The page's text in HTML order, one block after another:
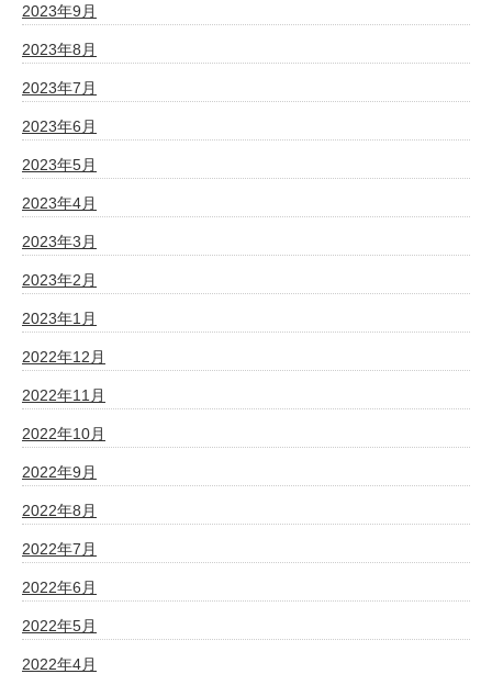
2023年9月
2023年8月
2023年7月
2023年6月
2023年5月
2023年4月
2023年3月
2023年2月
2023年1月
2022年12月
2022年11月
2022年10月
2022年9月
2022年8月
2022年7月
2022年6月
2022年5月
2022年4月